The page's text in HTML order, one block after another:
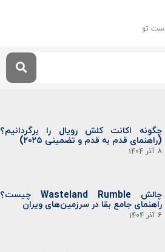
تو
چگونه اکانت کلش رویال را برگردانیم؟
(راهنمای قدم به قدم و تضمینی ۲۰۲۵)
8 آذر 1404
چالش Wasteland Rumble چیست؟
راهنمای جامع بقا در سرزمین‌های ویران
6 آذر 1404